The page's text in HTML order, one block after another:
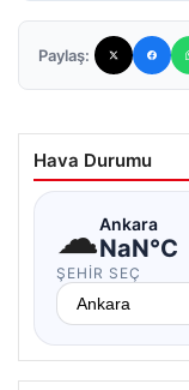
Paylaş:
Hava Durumu
☁Ankara
NaN°C
ŞEHIR SEÇ